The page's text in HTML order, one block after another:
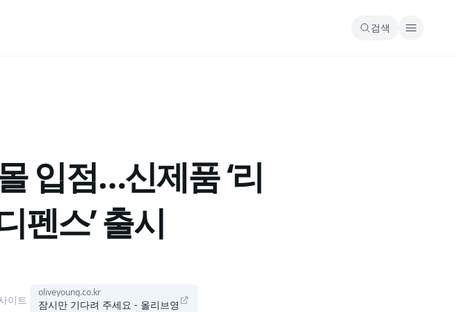
검색
입점…신제품 ‘리
펜스’ 출시
이트
oliveyoung.co.kr
잠시만 기다려 주세요 - 올리브영